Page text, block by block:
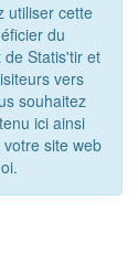
utiliser cette
du
Statis'tir et
vers
souhaitez
ici ainsi
site web